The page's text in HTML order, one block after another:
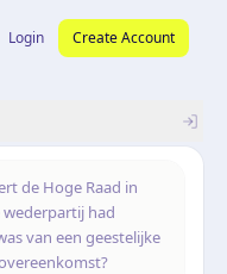
to dark theme
Login Create Account
de Hoge Raad in
wederpartij had
van een geestelijke